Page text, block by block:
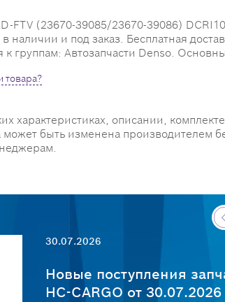
FTV (23670-39085/23670-39086)
наличии и под заказ. Бесплатная
к группам: Автозапчасти Denso.
товара?
характеристиках, описании,
быть изменена производителем
30.07.2026
Новые поступления
HC-CARGO от 30.07.2026